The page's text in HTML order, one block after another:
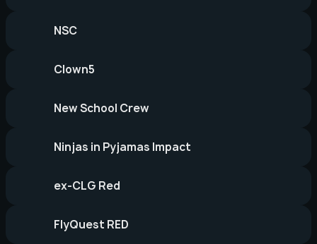
NSC
Clown5
New School Crew
Ninjas in Pyjamas Impact
ex-CLG Red
FlyQuest RED